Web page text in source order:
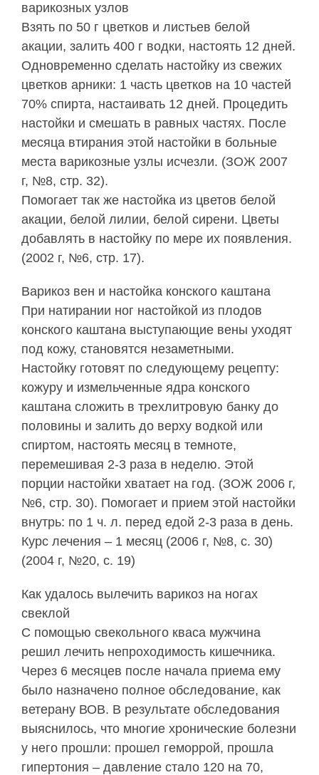
варикозных узлов
Взять по 50 г цветков и листьев белой
акации, залить 400 г водки, настоять 12 дней.
Одновременно сделать настойку из свежих
цветков арники: 1 часть цветков на 10 частей
70% спирта, настаивать 12 дней. Процедить
настойки и смешать в равных частях. После
месяца втирания этой настойки в больные
места варикозные узлы исчезли. (ЗОЖ 2007
г, №8, стр. 32).
Помогает так же настойка из цветов белой
акации, белой лилии, белой сирени. Цветы
добавлять в настойку по мере их появления.
(2002 г, №6, стр. 17).
Варикоз вен и настойка конского каштана
При натирании ног настойкой из плодов
конского каштана выступающие вены уходят
под кожу, становятся незаметными.
Настойку готовят по следующему рецепту:
кожуру и измельченные ядра конского
каштана сложить в трехлитровую банку до
половины и залить до верху водкой или
спиртом, настоять месяц в темноте,
перемешивая 2-3 раза в неделю. Этой
порции настойки хватает на год. (ЗОЖ 2006 г,
№6, стр. 30). Помогает и прием этой настойки
внутрь: по 1 ч. л. перед едой 2-3 раза в день.
Курс лечения – 1 месяц (2006 г, №8, с. 30)
(2004 г, №20, с. 19)
Как удалось вылечить варикоз на ногах
свеклой
С помощью свекольного кваса мужчина
решил лечить непроходимость кишечника.
Через 6 месяцев после начала приема ему
было назначено полное обследование, как
ветерану ВОВ. В результате обследования
выяснилось, что многие хронические болезни
у него прошли: прошел геморрой, прошла
гипертония – давление стало 120 на 70,